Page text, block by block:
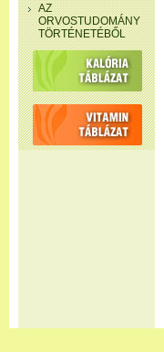
AZ
ORVOSTUDOMÁNY
TÖRTÉNETÉBŐL